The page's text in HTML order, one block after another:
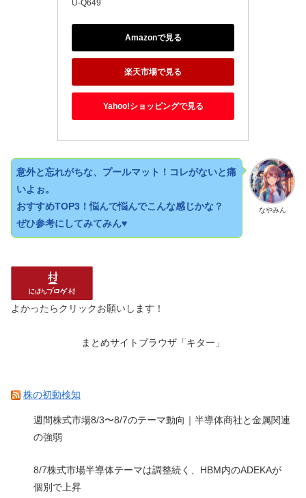
U-Q649
Amazonで見る
楽天市場で見る
Yahoo!ショッピングで見る
なやみん
意外と忘れがちな、プールマット！コレがないと痛
いよぉ。
おすすめTOP3！悩んで悩んでこんな感じかな？
ぜひ参考にしてみてみん♥
よかったらクリックお願いします！
まとめサイトブラウザ「キター」
株の初動検知
週間株式市場8/3〜8/7のテーマ動向｜半導体商社と金属関連
の強弱
8/7株式市場半導体テーマは調整続く、HBM内のADEKAが
個別で上昇